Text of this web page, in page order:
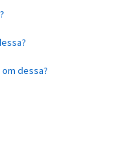
om dessa?